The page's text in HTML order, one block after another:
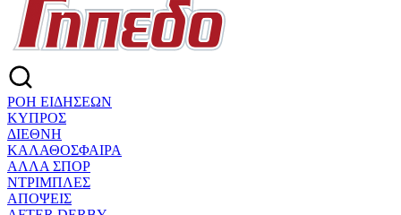
ΡΟΗ ΕΙΔΗΣΕΩΝ
ΚΥΠΡΟΣ
ΔΙΕΘΝΗ
ΚΑΛΑΘΟΣΦΑΙΡΑ
ΑΛΛΑ ΣΠΟΡ
ΝΤΡΙΜΠΛΕΣ
ΑΠΟΨΕΙΣ